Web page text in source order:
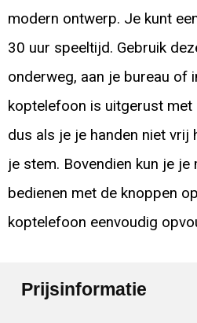
modern ontwerp. Je kunt
30 uur speeltijd. Gebruik
onderweg, aan je bureau of
koptelefoon is uitgerust met
dus als je je handen niet vrij
je stem. Bovendien kun je je
bedienen met de knoppen
koptelefoon eenvoudig
Prijsinformatie